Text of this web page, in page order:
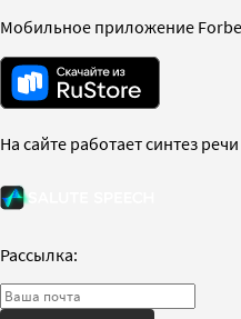
Мобильное приложение
На сайте работает синтез речи
Рассылка: